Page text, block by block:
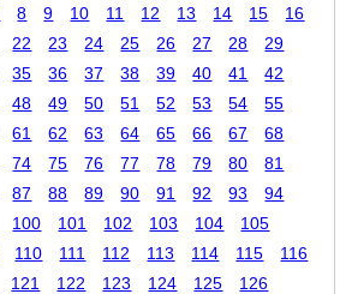
8 9 10 11 12 13 14 15
16
22 23 24 25 26 27 28
29
35 36 37 38 39 40 41
42
48 49 50 51 52 53 54
55
61 62 63 64 65 66 67
68
74 75 76 77 78 79 80
81
87 88 89 90 91 92 93
94
100 101 102 103 104
105
110 111 112 113 114 115
116
121 122 123 124 125
126